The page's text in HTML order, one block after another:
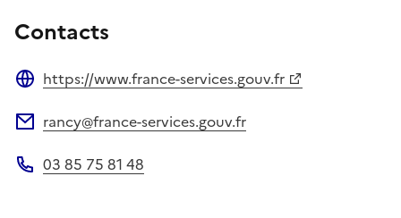
Contacts
https://www.france-services.gouv.fr
rancy@france-services.gouv.fr
03 85 75 81 48